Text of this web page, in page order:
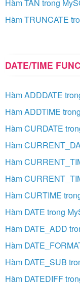
Hàm TAN trong
Hàm TRUNCATE
DATE/TIME
Hàm ADDDATE
Hàm ADDTIME
Hàm CURDATE
Hàm
Hàm
Hàm
Hàm CURTIME
Hàm DATE trong
Hàm DATE_ADD
Hàm
Hàm DATE_SUB
Hàm DATEDIFF